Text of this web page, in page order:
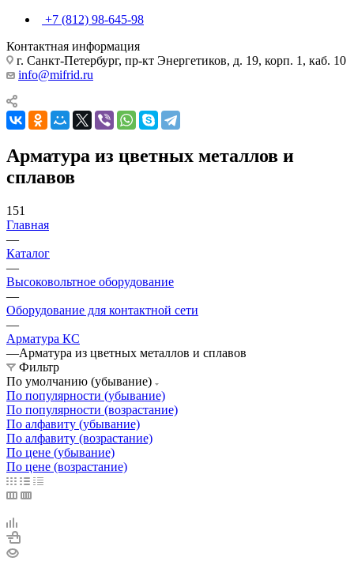
+7 (812) 98-645-98
Контактная информация
г. Санкт-Петербург, пр-кт Энергетиков, д. 19, корп. 1, каб. 10
info@mifrid.ru
Арматура из цветных металлов и
сплавов
151
Главная
—
Каталог
—
Высоковольтное оборудование
—
Оборудование для контактной сети
—
Арматура КС
—Арматура из цветных металлов и сплавов
Фильтр
По умолчанию (убывание)
По популярности (убывание)
По популярности (возрастание)
По алфавиту (убывание)
По алфавиту (возрастание)
По цене (убывание)
По цене (возрастание)